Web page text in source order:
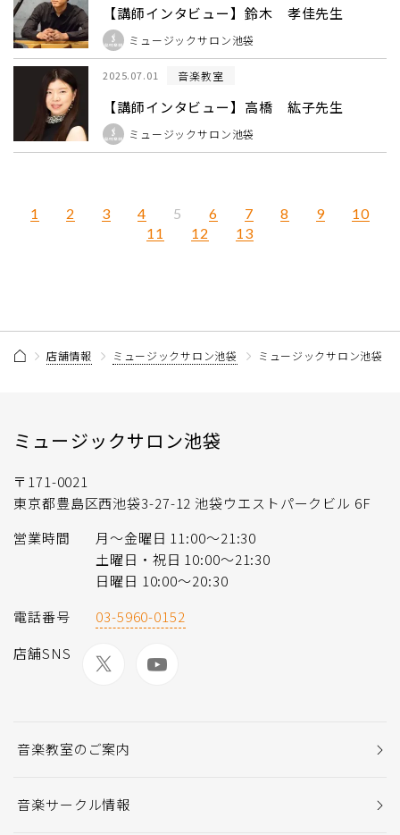
【講師インタビュー】鈴木 孝佳先生
ミュージックサロン池袋
2025.07.01 音楽教室
【講師インタビュー】高橋 紘子先生
ミュージックサロン池袋
1 2 3 4 5 6 7 8 9
10
11
12 13
店舗情報 ミュージックサロン池袋 ミュージックサロン池袋
ミュージックサロン池袋
〒171-0021
東京都豊島区西池袋3-27-12 池袋ウエストパークビル 6F
営業時間
月〜金曜日 11:00〜21:30
土曜日・祝日 10:00〜21:30
日曜日 10:00〜20:30
電話番号
03-5960-0152
店舗SNS
音楽教室のご案内
音楽サークル情報